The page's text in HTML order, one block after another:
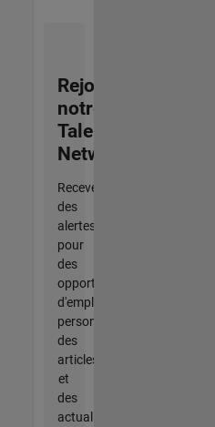
Rejoignez
notre
Talent
Network
Recevez
des
alertes
pour
des
opportunités
d'emploi
personnalisées,
des
articles
et
des
actualités